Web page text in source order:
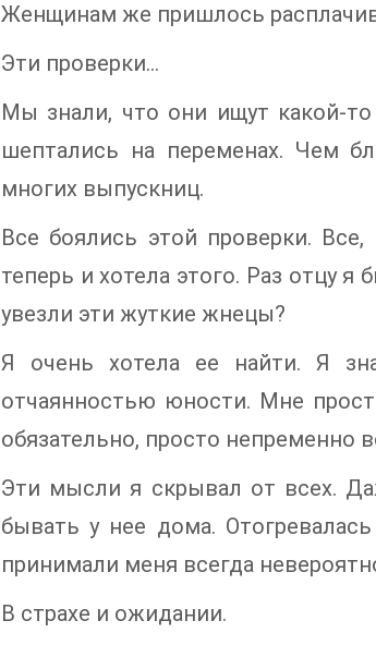
Женщинам же пришлось
Эти проверки…
Мы знали, что они ищут какой-
шептались на переменах. Чем
многих выпускниц.
Все боялись этой проверки.
теперь и хотела этого. Раз отцу
увезли эти жуткие жнецы?
Я очень хотела ее найти. Я
отчаянностью юности. Мне
обязательно, просто непременно
Эти мысли я скрывал от всех.
бывать у нее дома.
принимали меня всегда
В страхе и ожидании.